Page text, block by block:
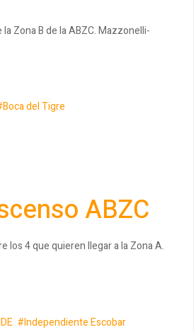
Zona B de la ABZC. Mazzonelli-
Boca del Tigre
ABZC
los 4 que quieren llegar a la Zona A.
Independiente Escobar